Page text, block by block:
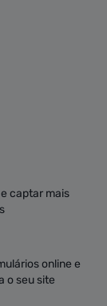
captar mais
online e
o seu site